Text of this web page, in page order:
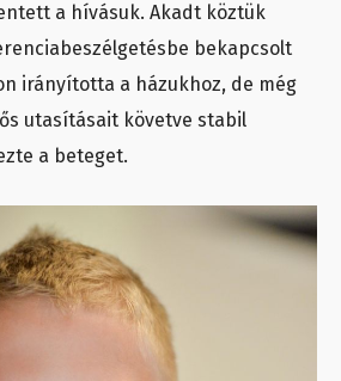
a hívásuk. Akadt köztük
bekapcsolt
irányította a házukhoz, de még
utasításait követve stabil
a beteget.